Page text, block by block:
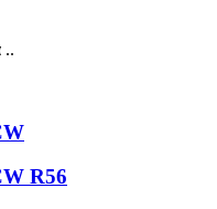
..
R56